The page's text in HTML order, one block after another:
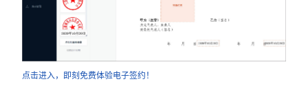
点击进入，即刻免费体验电子签约！